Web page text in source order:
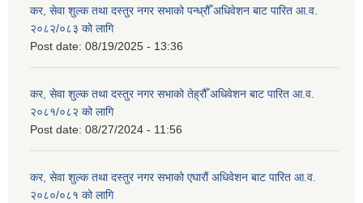
कर, सेवा शुल्क तथा दस्तुर नगर सभाको पन्ध्रौँ अधिवेशन बाट पारित आ.व.
२०८२/०८३ को लागि
Post date: 08/19/2025 - 13:36
कर, सेवा शुल्क तथा दस्तुर नगर सभाको तेह्रौँ अधिवेशन बाट पारित आ.व.
२०८१/०८२ को लागि
Post date: 08/27/2024 - 11:56
कर, सेवा शुल्क तथा दस्तुर नगर सभाको एघारौं अधिवेशन बाट पारित आ.व.
२०८०/०८१ को लागि